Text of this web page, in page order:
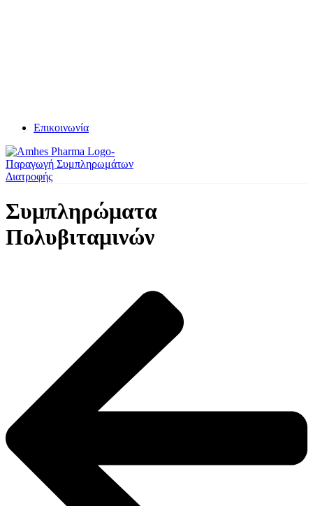
Επικοινωνία
Συμπληρώματα
Πολυβιταμινών